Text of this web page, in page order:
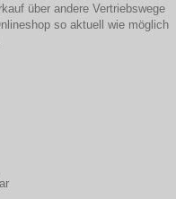
über andere Vertriebswege
so aktuell wie möglich